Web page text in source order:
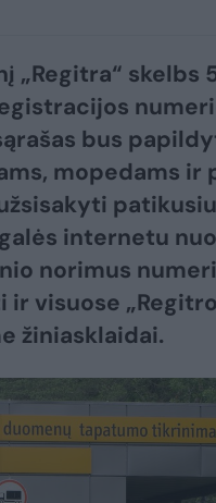
„Regitra“ skelbs
bus
mopedams ir
internetu nuo
norimus
ir visuose
žiniasklaidai.